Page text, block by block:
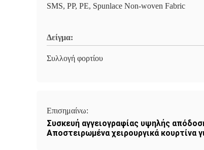
SMS, PP, PE, Spunlace Non-woven Fabric
Δείγμα:
Συλλογή φορτίου
Επισημαίνω:
Συσκευή αγγειογραφίας υψηλής
Αποστειρωμένα χειρουργικά κουρτίνα